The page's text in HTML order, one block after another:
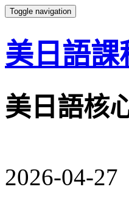
Toggle navigation
美日語課
美日語核
2026-04-27